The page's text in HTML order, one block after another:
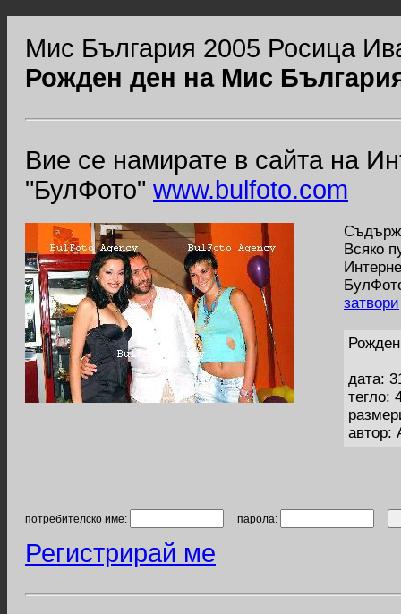
Мис България 2005 Росица
Рожден ден на Мис
Вие се намирате в сайта на
"БулФото" www.bulfoto.com
Всяко
затвори
дата:
тегло:
автор:
потребителско име: парола:
Регистрирай ме